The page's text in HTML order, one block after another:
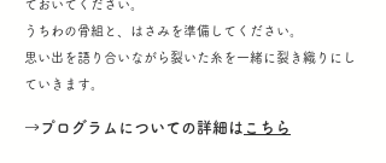
ておいてください。
うちわの骨組と、はさみを準備してください。
思い出を語り合いながら裂いた糸を一緒に裂き織りにし
ていきます。
→プログラムについての詳細は こちら